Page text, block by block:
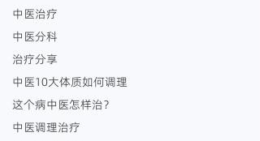
中医治疗
中医分科
治疗分享
中医10大体质如何调理
这个病中医怎样治？
中医调理治疗